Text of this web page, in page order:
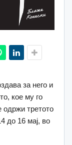
за него и
кое му го
третото
до 16 мај, во